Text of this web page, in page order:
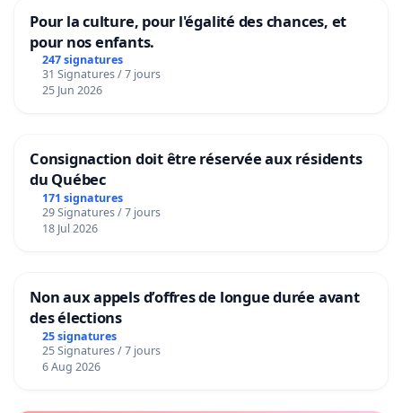
Pour la culture, pour l'égalité des chances, et
pour nos enfants.
247 signatures
31 Signatures / 7 jours
25 Jun 2026
Consignaction doit être réservée aux résidents
du Québec
171 signatures
29 Signatures / 7 jours
18 Jul 2026
Non aux appels d’offres de longue durée avant
des élections
25 signatures
25 Signatures / 7 jours
6 Aug 2026